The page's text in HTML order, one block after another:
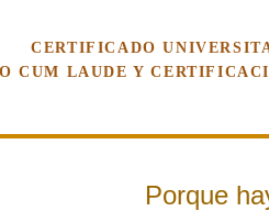
CERTIFICADO
CUM LAUDE Y
Porque